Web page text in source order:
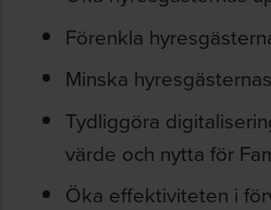
Förenkla
Minska
Tydliggöra
värde och nytta för
Öka effektiviteten i